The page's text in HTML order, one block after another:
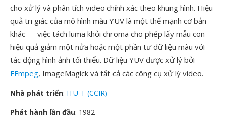
cho xử lý và phân tích video chính xác theo khung hình. Hiệu
quả tri giác của mô hình màu YUV là một thế mạnh cơ bản
khác — việc tách luma khỏi chroma cho phép lấy mẫu con
hiệu quả giảm một nửa hoặc một phần tư dữ liệu màu với
tác động hình ảnh tối thiểu. Dữ liệu YUV được xử lý bởi
FFmpeg, ImageMagick và tất cả các công cụ xử lý video.
Nhà phát triển: ITU-T (CCIR)
Phát hành lần đầu: 1982